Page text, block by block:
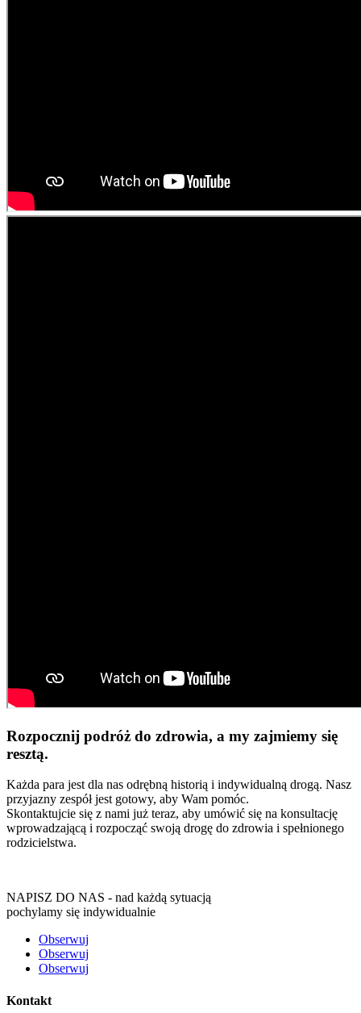
Rozpocznij podróż do zdrowia, a my zajmiemy się
resztą.
Każda para jest dla nas odrębną historią i indywidualną drogą. Nasz
przyjazny zespół jest gotowy, aby Wam pomóc.
Skontaktujcie się z nami już teraz, aby umówić się na konsultację
wprowadzającą i rozpocząć swoją drogę do zdrowia i spełnionego
rodzicielstwa.
NAPISZ DO NAS - nad każdą sytuacją
pochylamy się indywidualnie
Obserwuj
Obserwuj
Obserwuj
Kontakt